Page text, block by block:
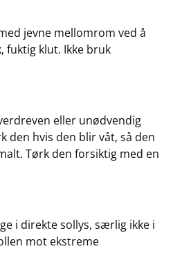
jevne mellomrom ved å
fuktig klut. Ikke bruk
eller unødvendig
den hvis den blir våt, så den
Tørk den forsiktig med en
i direkte sollys, særlig ikke i
mot ekstreme